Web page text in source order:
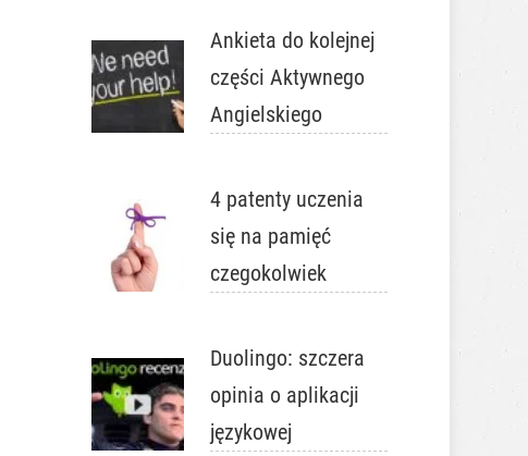
Ankieta do kolejnej
części Aktywnego
Angielskiego
4 patenty uczenia
się na pamięć
czegokolwiek
Duolingo: szczera
opinia o aplikacji
językowej